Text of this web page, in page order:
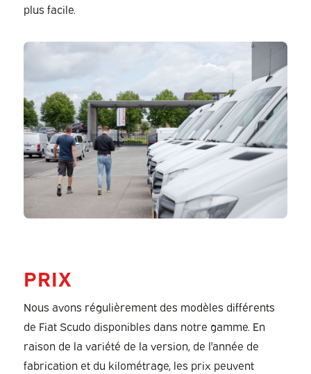
plus facile.
PRIX
Nous avons régulièrement des modèles différents
de Fiat Scudo disponibles dans notre gamme. En
raison de la variété de la version, de l'année de
fabrication et du kilométrage, les prix peuvent